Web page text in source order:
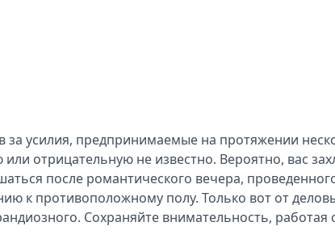
за усилия, предпринимаемые на протяжении
отрицательную не известно. Вероятно, вас
после романтического вечера,
к противоположному полу. Только вот от
Сохраняйте внимательность,